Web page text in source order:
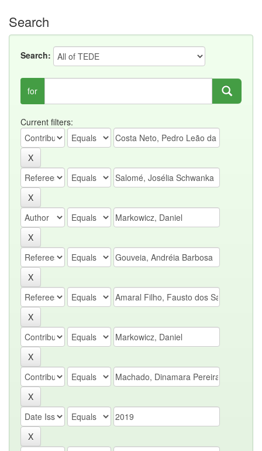
Search
Search:
for
Current filters: